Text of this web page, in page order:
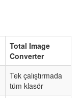
Total Image
Converter
Tek çalıştırmada
tüm klasör